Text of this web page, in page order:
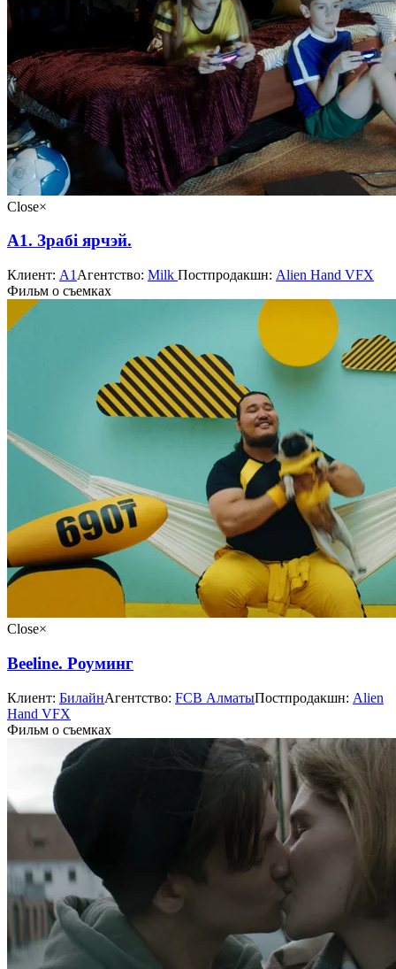
Close×
А1. Зрабі ярчэй.
Клиент: А1 Агентство: Milk Постпродакшн: Alien Hand VFX
Фильм о съемках
Close×
Beeline. Роуминг
Клиент: БилайнАгентство: FCB АлматыПостпродакшн: Alien
Hand VFX
Фильм о съeмках